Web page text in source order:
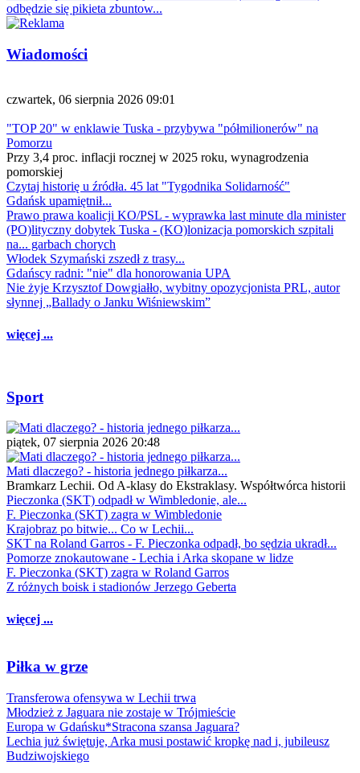
odbędzie się pikieta zbuntow...
Wiadomości
czwartek, 06 sierpnia 2026 09:01
"TOP 20" w enklawie Tuska - przybywa "półmilionerów" na
Pomorzu
Przy 3,4 proc. inflacji rocznej w 2025 roku, wynagrodzenia
pomorskiej
Czytaj historię u źródła. 45 lat "Tygodnika Solidarność"
Gdańsk upamiętnił...
Prawo prawa koalicji KO/PSL - wyprawka last minute dla minister
(PO)lityczny dobytek Tuska - (KO)lonizacja pomorskich szpitali
na... garbach chorych
Włodek Szymański zszedł z trasy...
Gdańscy radni: "nie" dla honorowania UPA
Nie żyje Krzysztof Dowgiałło, wybitny opozycjonista PRL, autor
słynnej „Ballady o Janku Wiśniewskim”
więcej ...
Sport
piątek, 07 sierpnia 2026 20:48
Mati dlaczego? - historia jednego piłkarza...
Bramkarz Lechii. Od A-klasy do Ekstraklasy. Współtwórca historii
Pieczonka (SKT) odpadł w Wimbledonie, ale...
F. Pieczonka (SKT) zagra w Wimbledonie
Krajobraz po bitwie... Co w Lechii...
SKT na Roland Garros - F. Pieczonka odpadł, bo sędzia ukradł...
Pomorze znokautowane - Lechia i Arka skopane w lidze
F. Pieczonka (SKT) zagra w Roland Garros
Z różnych boisk i stadionów Jerzego Geberta
więcej ...
Piłka w grze
Transferowa ofensywa w Lechii trwa
Młodzież z Jaguara nie zostaje w Trójmieście
Europa w Gdańsku*Stracona szansa Jaguara?
Lechia już świętuje, Arka musi postawić kropkę nad i, jubileusz
Budziwojskiego